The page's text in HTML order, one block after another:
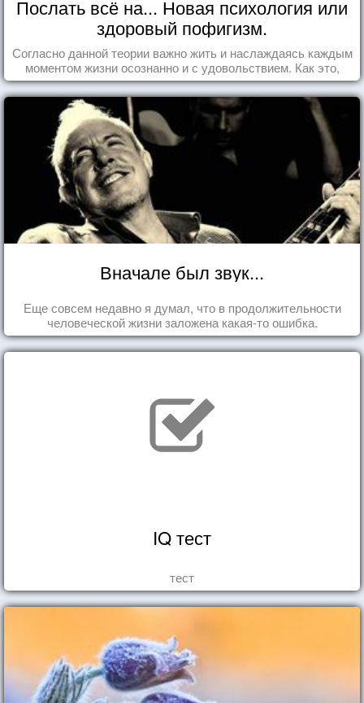
Послать всё на... Новая психология или
здоровый пофигизм.
Согласно данной теории важно жить и наслаждаясь каждым
моментом жизни осознанно и с удовольствием. Как это,
попробуем разобраться на реальных примерах.
Вначале был звук...
Еще совсем недавно я думал, что в продолжительности
человеческой жизни заложена какая-то ошибка.
IQ тест
тест